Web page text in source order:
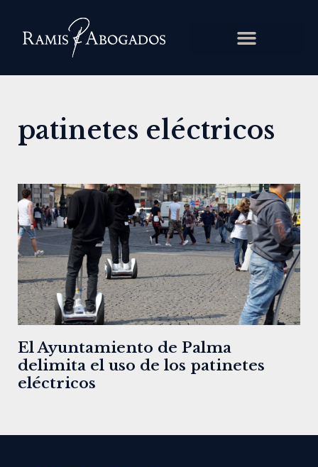
patinetes eléctricos
El Ayuntamiento de Palma
delimita el uso de los patinetes
eléctricos